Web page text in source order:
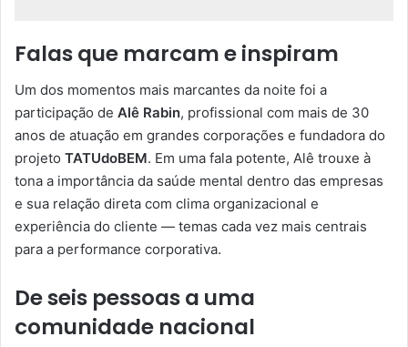
Falas que marcam e inspiram
Um dos momentos mais marcantes da noite foi a
participação de Alê Rabin, profissional com mais de 30
anos de atuação em grandes corporações e fundadora do
projeto TATUdoBEM. Em uma fala potente, Alê trouxe à
tona a importância da saúde mental dentro das empresas
e sua relação direta com clima organizacional e
experiência do cliente — temas cada vez mais centrais
para a performance corporativa.
De seis pessoas a uma
comunidade nacional